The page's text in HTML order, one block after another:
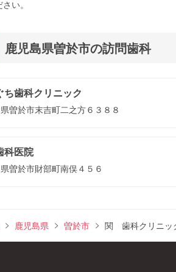
い。
鹿児島県曽於市の訪問歯科
ち歯科クリニック
曽於市末吉町二之方６３８８
科医院
曽於市財部町南俣４５６
鹿児島県 曽於市 関 歯科クリニッ